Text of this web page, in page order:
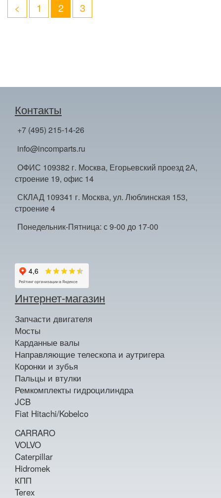
< 1 2 3
Контакты
+7 (495) 215-14-26
info@incomparts.ru
ОФИС 109382 г. Москва, Егорьевский проезд 2А,
строение 19, офис 14
СКЛАД 109341 г. Москва, ул. Люблинская 153,
строение 4
Понедельник-Пятница: с 9-00 до 17-00
Интернет-магазин
Запчасти двигателя
Мосты
Карданные валы
Направляющие телескопа и аутригера
Коронки и зубья
Пальцы и втулки
Ремкомплекты гидроцилиндра
JCB
Fiat Hitachi/Kobelco
CARRARO
VOLVO
Caterpillar
Hidromek
КПП
Terex